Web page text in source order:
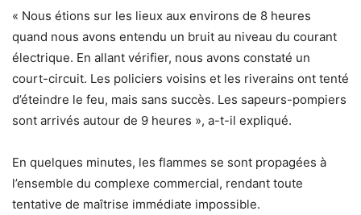
« Nous étions sur les lieux aux environs de 8 heures
quand nous avons entendu un bruit au niveau du courant
électrique. En allant vérifier, nous avons constaté un
court-circuit. Les policiers voisins et les riverains ont tenté
d’éteindre le feu, mais sans succès. Les sapeurs-pompiers
sont arrivés autour de 9 heures », a-t-il expliqué.
En quelques minutes, les flammes se sont propagées à
l’ensemble du complexe commercial, rendant toute
tentative de maîtrise immédiate impossible.